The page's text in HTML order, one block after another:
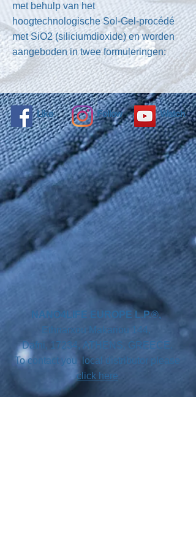
met behulp van het
hoogtechnologische Sol-Gel-procédé
met SiO2 (siliciumdioxide) en worden
aangeboden in twee formuleringen:
Like Follow Watch
NANO4LIFE EUROPE L.P.®,
Ethnarxou Makariou
144,
Dafni, 17234, ATHENS, GREECE.
To contact you local distributor please
click here
SUBSCRIBE